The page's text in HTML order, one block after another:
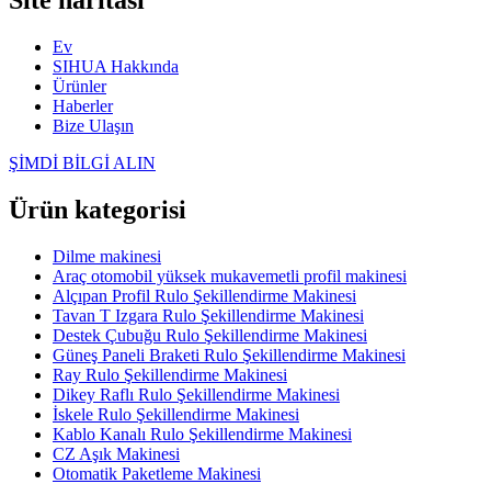
Ev
SIHUA Hakkında
Ürünler
Haberler
Bize Ulaşın
ŞİMDİ BİLGİ ALIN
Ürün kategorisi
Dilme makinesi
Araç otomobil yüksek mukavemetli profil makinesi
Alçıpan Profil Rulo Şekillendirme Makinesi
Tavan T Izgara Rulo Şekillendirme Makinesi
Destek Çubuğu Rulo Şekillendirme Makinesi
Güneş Paneli Braketi Rulo Şekillendirme Makinesi
Ray Rulo Şekillendirme Makinesi
Dikey Raflı Rulo Şekillendirme Makinesi
İskele Rulo Şekillendirme Makinesi
Kablo Kanalı Rulo Şekillendirme Makinesi
CZ Aşık Makinesi
Otomatik Paketleme Makinesi